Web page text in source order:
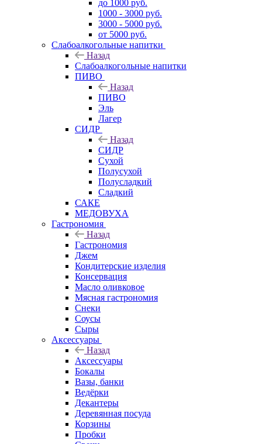
до 1000 руб.
1000 - 3000 руб.
3000 - 5000 руб.
от 5000 руб.
Слабоалкогольные напитки
Назад
Слабоалкогольные напитки
ПИВО
Назад
ПИВО
Эль
Лагер
СИДР
Назад
СИДР
Сухой
Полусухой
Полусладкий
Сладкий
САКЕ
МЕДОВУХА
Гастрономия
Назад
Гастрономия
Джем
Кондитерские изделия
Консервация
Масло оливковое
Мясная гастрономия
Снеки
Соусы
Сыры
Аксессуары
Назад
Аксессуары
Бокалы
Вазы, банки
Ведёрки
Декантеры
Деревянная посуда
Корзины
Пробки